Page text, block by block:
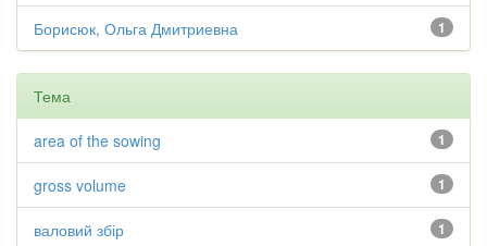
1
Борисюк, Ольга Дмитриевна
Тема
1
area of the sowing
1
gross volume
1
валовий збір